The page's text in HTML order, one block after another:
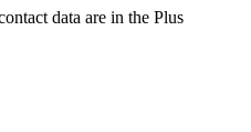
data are in the Plus